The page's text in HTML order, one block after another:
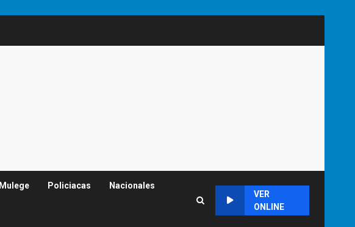
Mulege Policiacas Nacionales
VER
ONLINE